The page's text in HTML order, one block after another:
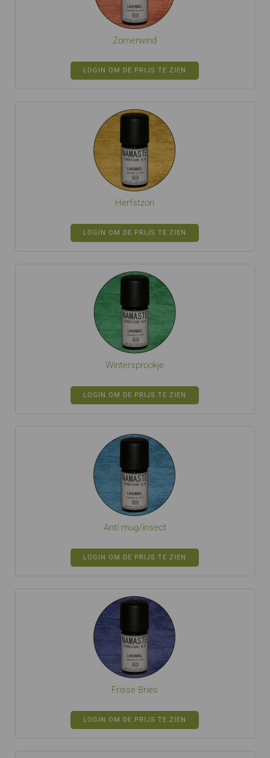
Zomerwind
LOGIN OM DE PRIJS TE ZIEN
Herfstzon
LOGIN OM DE PRIJS TE ZIEN
Wintersprookje
LOGIN OM DE PRIJS TE ZIEN
Anti mug/insect
LOGIN OM DE PRIJS TE ZIEN
Frisse Bries
LOGIN OM DE PRIJS TE ZIEN